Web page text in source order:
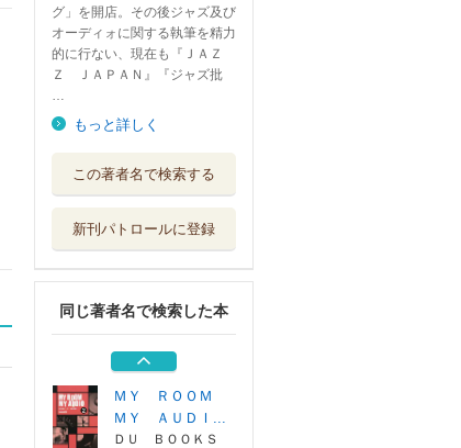
グ」を開店。その後ジャズ及び
オーディォに関する執筆を精力
的に行ない、現在も『ＪＡＺ
Ｚ ＪＡＰＡＮ』『ジャズ批
…
もっと詳しく
この著者名で検索する
新刊パトロールに登録
同じ著者名で検索した本
辛口・甘口で選...
ＪＡＺＺ偏愛主義
ＤＵ ＢＯＯＫＳ
ＪＡＺＺ雑文集
ＤＵ ＢＯＯＫＳ
ＭＹ ＲＯＯＭ
ＭＹ ＡＵＤＩ...
ＤＵ ＢＯＯＫＳ